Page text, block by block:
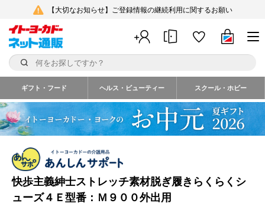
【大切なお知らせ】ご登録情報の継続利用に関するお願い
ギフト・フード ヘルス・ビューティー スクール・ホビー
快歩主義紳士ストレッチ素材脱ぎ履きらくらくシ
ューズ４Ｅ型番：Ｍ９００外出用